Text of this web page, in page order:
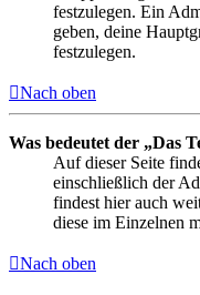
festzulegen. Ein
geben, deine
festzulegen.
Nach oben
Was bedeutet der „Das
Auf dieser Seite
einschließlich der
findest hier auch
diese im Einzelnen
Nach oben